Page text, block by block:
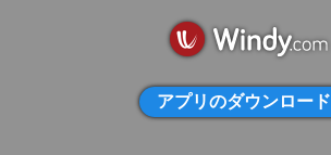
アプリのダウンロード